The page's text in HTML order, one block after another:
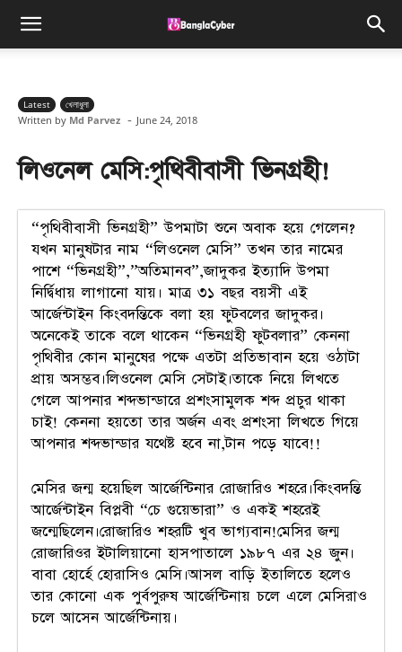
Latest খেলাধুলা
Written by Md Parvez - June 24, 2018
লিওনেল মেসি:পৃথিবীবাসী ভিনগ্রহী!
“পৃথিবীবাসী ভিনগ্রহী” উপমাটা শুনে অবাক হয়ে গেলেন?
যখন মানুষটার নাম “লিওনেল মেসি” তখন তার নামের
পাশে “ভিনগ্রহী”,”অতিমানব”,জাদুকর ইত্যাদি উপমা
নির্দ্বিধায় লাগানো যায়। মাত্র ৩১ বছর বয়সী এই
আর্জেন্টাইন কিংবদন্তিকে বলা হয় ফুটবলের জাদুকর।
অনেকেই তাকে বলে থাকেন “ভিনগ্রহী ফুটবলার” কেননা
পৃথিবীর কোন মানুষের পক্ষে এতটা প্রতিভাবান হয়ে ওঠাটা
প্রায় অসম্ভব।লিওনেল মেসি সেটাই।তাকে নিয়ে লিখতে
গেলে আপনার শব্দভান্ডারে প্রশংসামুলক শব্দ প্রচুর থাকা
চাই! কেননা হয়তো তার অর্জন এবং প্রশংসা লিখতে গিয়ে
আপনার শব্দভান্ডার যথেষ্ট হবে না,টান পড়ে যাবে!!
মেসির জন্ম হয়েছিল আর্জেন্টিনার রোজারিও শহরে।কিংবদন্তি
আর্জেন্টাইন বিপ্লবী “চে গুয়েভারা” ও একই শহরেই
জন্মেছিলেন।রোজারিও শহরটি খুব ভাগ্যবান!মেসির জন্ম
রোজারিওর ইটালিয়ানো হাসপাতালে ১৯৮৭ এর ২৪ জুন।
বাবা হোর্হে হোরাসিও মেসি।আসল বাড়ি ইতালিতে হলেও
তার কোনো এক পুর্বপুরুষ আর্জেন্টিনায় চলে এলে মেসিরাও
চলে আসেন আর্জেন্টিনায়।